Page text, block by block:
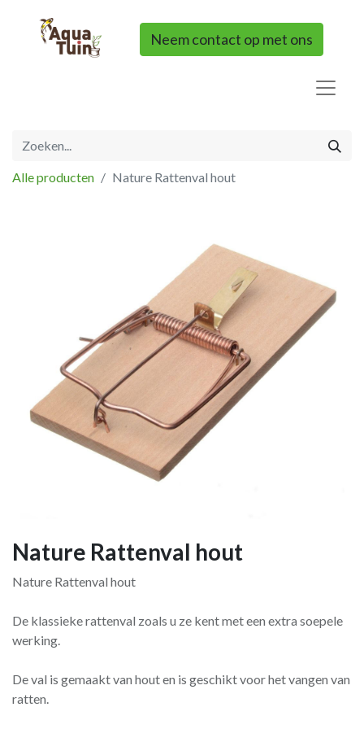
Neem contact op met ons
Alle producten Nature Rattenval hout
Nature Rattenval hout
Nature Rattenval hout
De klassieke rattenval zoals u ze kent met een extra soepele
werking.
De val is gemaakt van hout en is geschikt voor het vangen van
ratten.